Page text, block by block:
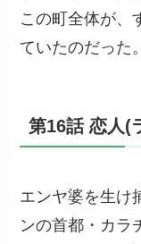
この町全体が、
ていたのだった。
第16話 恋人(
エンヤ婆を生け
ンの首都・カラ